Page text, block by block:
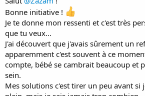
Bonne initiative !
Je te donne mon ressenti et c'est très
que tu veux...
J'ai découvert que j'avais sûrement un
apparemment c'est souvent à ce
compte, bébé se cambrait beaucoup et
sein.
Mes solutions c'est tirer un peu avant si